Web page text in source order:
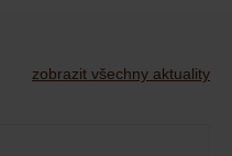
zobrazit všechny aktuality